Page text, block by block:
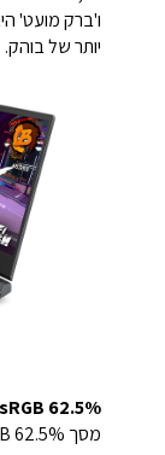
ו'ברק מועט'
יותר של בוהק.
62.5% sRGB
מסך 62.5% sRGB לצבע ברור.